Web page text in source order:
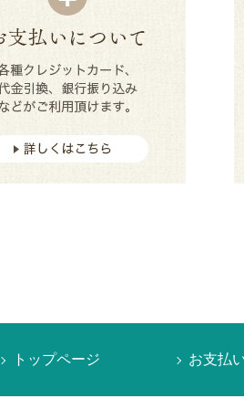
トップページ お支払